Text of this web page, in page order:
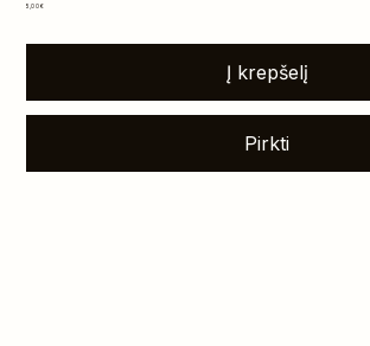
Kaina
5,00 €
Į krepšelį
Pirkti